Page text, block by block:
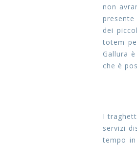
non
dei
totem
Gallura
che è
I
servizi
tempo